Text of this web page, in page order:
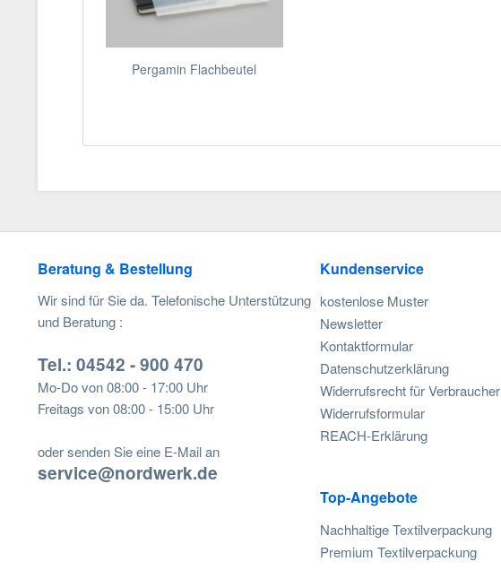
Pergamin Flachbeutel
Beratung & Bestellung
Wir sind für Sie da. Telefonische Unterstützung
und Beratung :
Tel.: 04542 - 900 470
Mo-Do von 08:00 - 17:00 Uhr
Freitags von 08:00 - 15:00 Uhr
oder senden Sie eine E-Mail an
service@nordwerk.de
Kundenservice
kostenlose Muster
Newsletter
Kontaktformular
Datenschutzerklärung
Widerrufsrecht für Verbraucher
Widerrufsformular
REACH-Erklärung
Top-Angebote
Nachhaltige Textilverpackung
Premium Textilverpackung